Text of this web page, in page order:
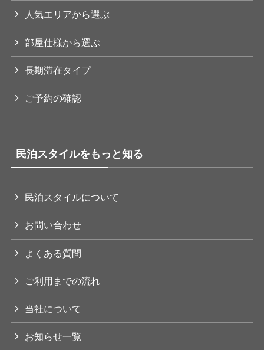
人気エリアから選ぶ
部屋仕様から選ぶ
長期滞在タイプ
ご予約の確認
民泊スタイルをもっと知る
民泊スタイルについて
お問い合わせ
よくある質問
ご利用までの流れ
当社について
お知らせ一覧